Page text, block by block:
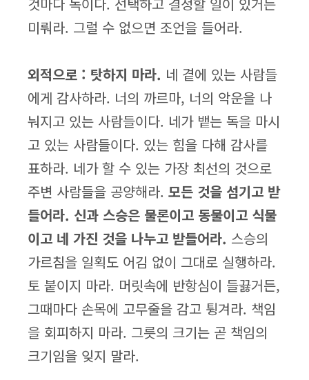
미뤄라. 그럴 수 없으면 조언을 들어라.
외적으로 : 탓하지 마라. 네 곁에 있는 사람들
에게 감사하라. 너의 까르마, 너의 악운을 나
눠지고 있는 사람들이다. 네가 뱉는 독을 마시
고 있는 사람들이다. 있는 힘을 다해 감사를
표하라. 네가 할 수 있는 가장 최선의 것으로
주변 사람들을 공양해라. 모든 것을 섬기고 받
들어라. 신과 스승은 물론이고 동물이고 식물
이고 네 가진 것을 나누고 받들어라. 스승의
가르침을 일획도 어김 없이 그대로 실행하라.
토 붙이지 마라. 머릿속에 반항심이 들끓거든,
그때마다 손목에 고무줄을 감고 튕겨라. 책임
을 회피하지 마라. 그릇의 크기는 곧 책임의
크기임을 잊지 말라.